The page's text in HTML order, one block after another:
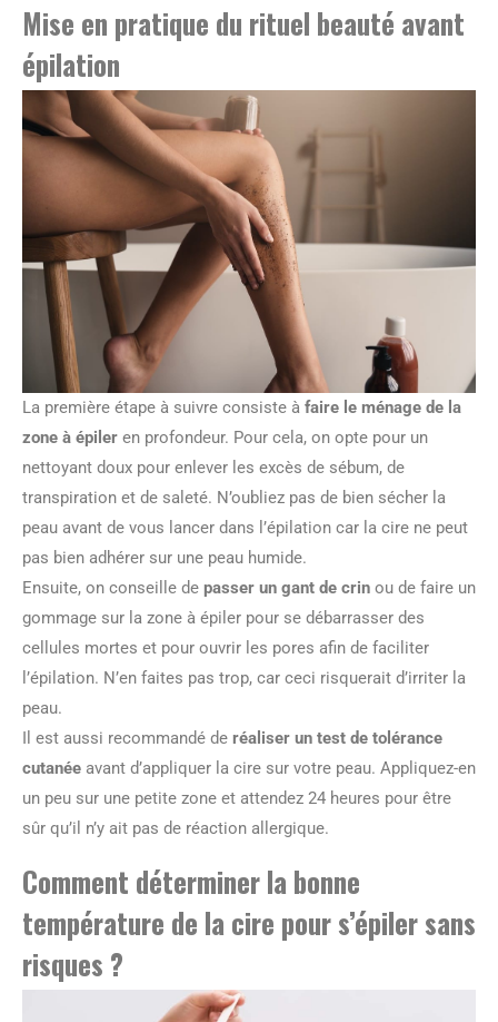
Mise en pratique du rituel beauté avant
épilation
La première étape à suivre consiste à faire le ménage de la
zone à épiler en profondeur. Pour cela, on opte pour un
nettoyant doux pour enlever les excès de sébum, de
transpiration et de saleté. N’oubliez pas de bien sécher la
peau avant de vous lancer dans l’épilation car la cire ne peut
pas bien adhérer sur une peau humide.
Ensuite, on conseille de passer un gant de crin ou de faire un
gommage sur la zone à épiler pour se débarrasser des
cellules mortes et pour ouvrir les pores afin de faciliter
l’épilation. N’en faites pas trop, car ceci risquerait d’irriter la
peau.
Il est aussi recommandé de réaliser un test de tolérance
cutanée avant d’appliquer la cire sur votre peau. Appliquez-en
un peu sur une petite zone et attendez 24 heures pour être
sûr qu’il n’y ait pas de réaction allergique.
Comment déterminer la bonne
température de la cire pour s’épiler sans
risques ?